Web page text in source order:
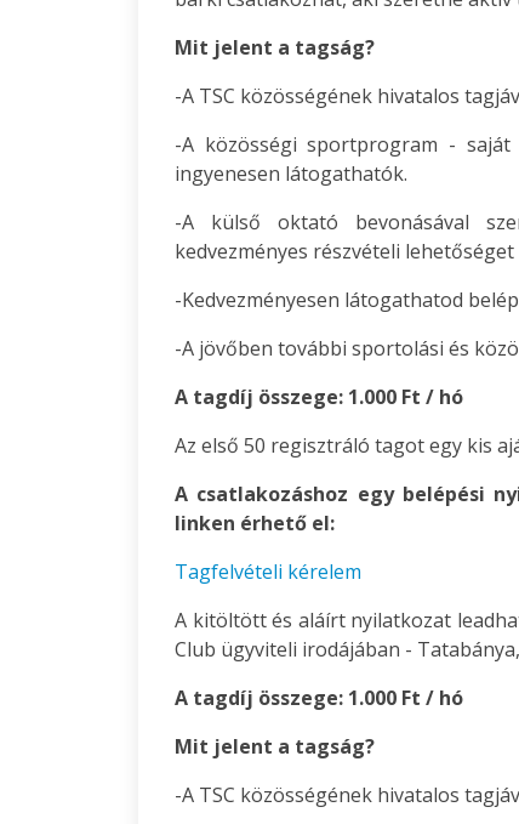
Mit jelent a tagság?
-A TSC közösségének hivatalos
-A közösségi sportprogram -
ingyenesen látogathatók.
-A külső oktató bevonásával
kedvezményes részvételi
-Kedvezményesen látogathatod
-A jövőben további sportolási és
A tagdíj összege: 1.000 Ft / hó
Az első 50 regisztráló tagot egy kis
A csatlakozáshoz egy belépési
linken érhető el:
Tagfelvételi kérelem
A kitöltött és aláírt nyilatkozat
Club ügyviteli irodájában -
A tagdíj összege: 1.000 Ft / hó
Mit jelent a tagság?
-A TSC közösségének hivatalos